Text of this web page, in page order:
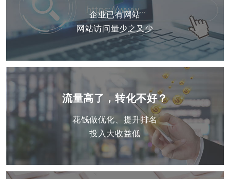
企业已有网站
网站访问量少之又少
流量高了，转化不好？
花钱做优化、提升排名
投入大收益低